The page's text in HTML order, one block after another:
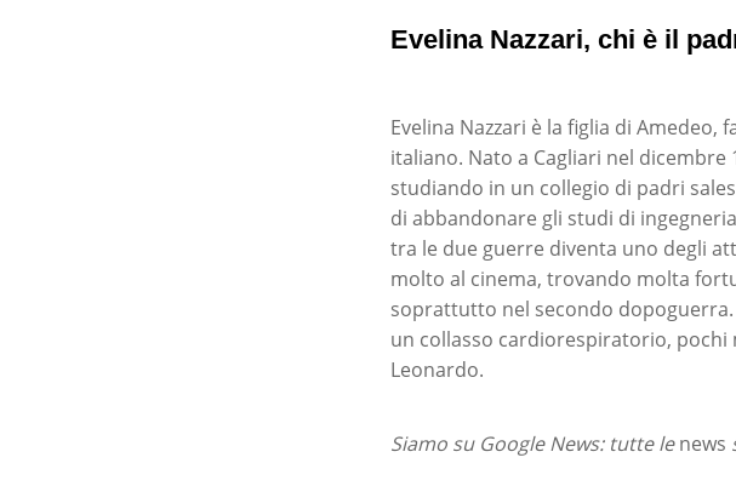
Evelina Nazzari, chi è il
Evelina Nazzari è la figlia di
italiano. Nato a Cagliari nel dicembre
studiando in un collegio di padri
di abbandonare gli studi di
tra le due guerre diventa uno degli
molto al cinema, trovando molta
soprattutto nel secondo dopoguerra.
un collasso cardiorespiratorio,
Leonardo.
Siamo su Google News: tutte lenews